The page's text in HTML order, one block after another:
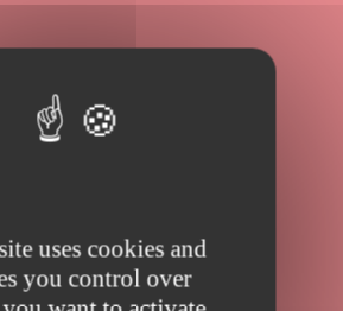
uses cookies and
you control over